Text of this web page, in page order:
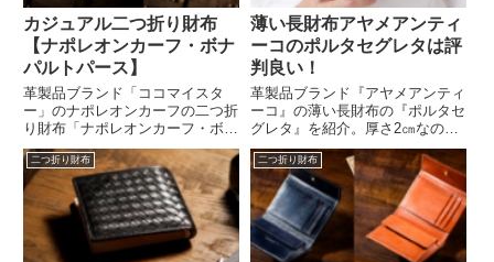
カジュアル二つ折り財布
【ナポレオンカーフ・ボナ
パルトパース】
革製品ブランド「ココマイスタ
ー」のナポレオンカーフの二つ折
り財布「ナポレオンカーフ・ボナ
パルトパース」を紹介。オイルド
ヌバックレザーを使った二つ折り
財布は、オリジナリティ溢れる手
触りを感じとれますし、エイジン
グも楽しめるカジュアルテイスト
の二つ折り財布です。
薄い長財布アヤメアンティ
ーコのポルタセグレタは評
判良い！
革製品ブランド『アヤメアンティ
ーコ』の薄い長財布の『ポルタセ
グレタ』を紹介。厚さ2㎝なので
パンツのバックポケットにもジャ
ケットの内ポケットにも入れて持
ち運べる機能的な長財布です。ア
ヤメアンティーコオリジナルカラ
ーも優しいヴィンテージ感を醸し
出しているからカップルで色違い
で持つ人もいます。
二つ折り財布 二つ折り財布